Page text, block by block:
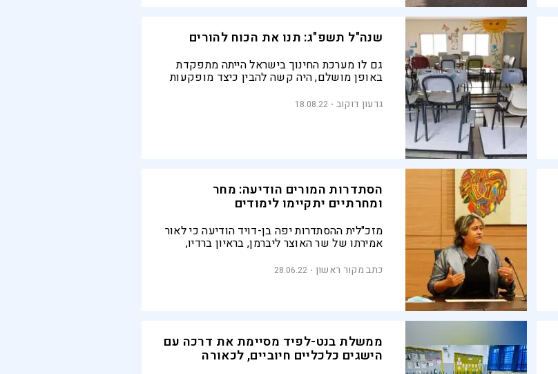
שנה"ל תשפ"ג: תנו את הכוח להורים
גם לו מערכת החינוך בישראל הייתה מתפקדת
באופן מושלם, היה קשה להבין כיצד מופקעות
מקום החינוך של ילדיהם. נוכח מצבו של החינוך
בישראל, השאלה מועצמת
גדעון דוקוב 18.08.22
הסתדרות המורים הודיעה: מחר
ומחרתיים יתקיימו לימודים
מזכ"לית ההסתדרות יפה בן-דויד הודיעה כי לאור
אמירתו של שר האוצר ליברמן, בראיון ברדיו,
בשינוי שמאפשר לנו לחזור לדיונים ולשבת יחד
עם נציגי האוצר ונציגי משרד החינוך עד שנמצא
כתב מקור ראשון 28.06.22
ממשלת בנט-לפיד מסיימת את דרכה עם
הישגים כלכליים חיוביים, לכאורה